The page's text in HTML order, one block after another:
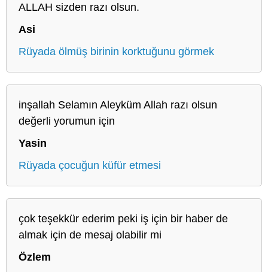
ALLAH sizden razı olsun.
Asi
Rüyada ölmüş birinin korktuğunu görmek
inşallah Selamın Aleyküm Allah razı olsun
değerli yorumun için
Yasin
Rüyada çocuğun küfür etmesi
çok teşekkür ederim peki iş için bir haber de
almak için de mesaj olabilir mi
Özlem